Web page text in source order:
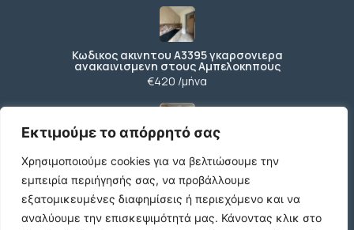
Εκτιμούμε το απόρρητό σας
Χρησιμοποιούμε cookies για να βελτιώσουμε την
εμπειρία περιήγησής σας, να προβάλλουμε
εξατομικευμένες διαφημίσεις ή περιεχόμενο και να
αναλύουμε την επισκεψιμότητά μας. Κάνοντας κλικ στο
Κωδικος ακινητου Α3395 γκαρσονιερα
ανακαινισμενη στους Αμπελοκηπους
€420 /μήνα
Αμπελοκηπους
€550 /μήνα